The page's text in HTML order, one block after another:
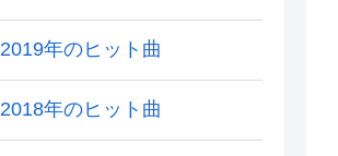
2019年のヒット曲
2018年のヒット曲